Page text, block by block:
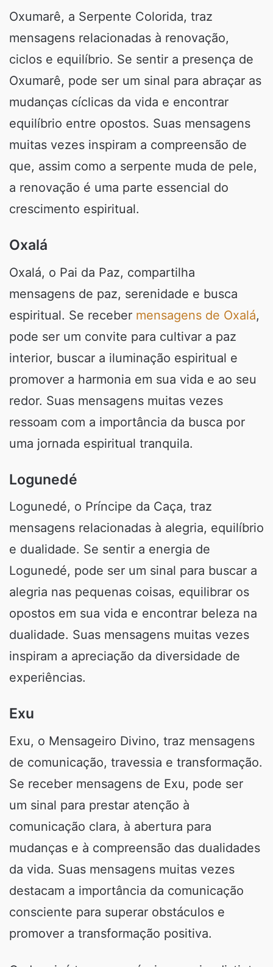
Oxumarê, a Serpente Colorida, traz
mensagens relacionadas à renovação,
ciclos e equilíbrio. Se sentir a presença de
Oxumarê, pode ser um sinal para abraçar as
mudanças cíclicas da vida e encontrar
equilíbrio entre opostos. Suas mensagens
muitas vezes inspiram a compreensão de
que, assim como a serpente muda de pele,
a renovação é uma parte essencial do
crescimento espiritual.
Oxalá
Oxalá, o Pai da Paz, compartilha
mensagens de paz, serenidade e busca
espiritual. Se receber mensagens de Oxalá,
pode ser um convite para cultivar a paz
interior, buscar a iluminação espiritual e
promover a harmonia em sua vida e ao seu
redor. Suas mensagens muitas vezes
ressoam com a importância da busca por
uma jornada espiritual tranquila.
Logunedé
Logunedé, o Príncipe da Caça, traz
mensagens relacionadas à alegria, equilíbrio
e dualidade. Se sentir a energia de
Logunedé, pode ser um sinal para buscar a
alegria nas pequenas coisas, equilibrar os
opostos em sua vida e encontrar beleza na
dualidade. Suas mensagens muitas vezes
inspiram a apreciação da diversidade de
experiências.
Exu
Exu, o Mensageiro Divino, traz mensagens
de comunicação, travessia e transformação.
Se receber mensagens de Exu, pode ser
um sinal para prestar atenção à
comunicação clara, à abertura para
mudanças e à compreensão das dualidades
da vida. Suas mensagens muitas vezes
destacam a importância da comunicação
consciente para superar obstáculos e
promover a transformação positiva.